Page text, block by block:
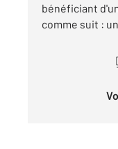
bénéficiant
comme suit :